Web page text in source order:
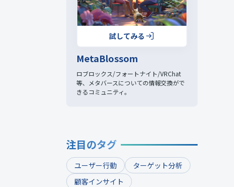
試してみる
MetaBlossom
ロブロックス/フォートナイト/VRChat
等、
メタバースについての情報交換がで
きるコミュニティ。
注目のタグ
ユーザー行動
ターゲット分析
顧客インサイト